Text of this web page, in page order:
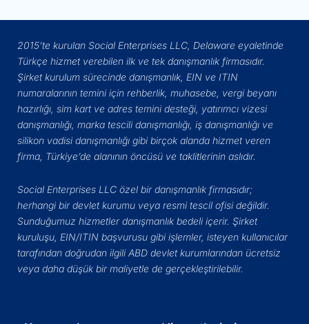
2015’te kurulan Social Enterprises LLC, Delaware eyaletinde
Türkçe hizmet verebilen ilk ve tek danışmanlık firmasıdır.
Şirket kurulum sürecinde danışmanlık, EIN ve ITIN
numaralarının temini için rehberlik, muhasebe, vergi beyanı
hazırlığı, sim kart ve adres temini desteği, yatırımcı vizesi
danışmanlığı, marka tescili danışmanlığı, iş danışmanlığı ve
silikon vadisi danışmanlığı gibi birçok alanda hizmet veren
firma, Türkiye’de alanının öncüsü ve taklitlerinin aslıdır.
Social Enterprises LLC özel bir danışmanlık firmasıdır;
herhangi bir devlet kurumu veya resmi tescil ofisi değildir.
Sunduğumuz hizmetler danışmanlık bedeli içerir. Şirket
kuruluşu, EIN/ITIN başvurusu gibi işlemler, isteyen kullanıcılar
tarafından doğrudan ilgili ABD devlet kurumlarından ücretsiz
veya daha düşük bir maliyetle de gerçekleştirilebilir.